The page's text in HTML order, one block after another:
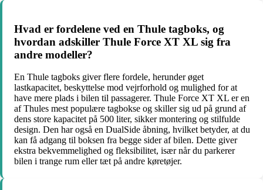
Hvad er fordelene ved en Thule tagboks, og
hvordan adskiller Thule Force XT XL sig fra
andre modeller?
En Thule tagboks giver flere fordele, herunder øget
lastkapacitet, beskyttelse mod vejrforhold og mulighed for at
have mere plads i bilen til passagerer. Thule Force XT XL er en
af Thules mest populære tagbokse og skiller sig ud på grund af
dens store kapacitet på 500 liter, sikker montering og stilfulde
design. Den har også en DualSide åbning, hvilket betyder, at du
kan få adgang til boksen fra begge sider af bilen. Dette giver
ekstra bekvemmelighed og fleksibilitet, især når du parkerer
bilen i trange rum eller tæt på andre køretøjer.